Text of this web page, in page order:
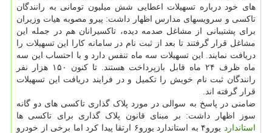
های خود درباره تسهیلات اعطایی شش میلیون تومانی به رانندگان
تاکسی و سرویسهای مدارس اظهار داشت: پیرو مصوبه هیات وزیران
برای پشتیبانی از مشاغل صدمه دیده، تاکسیرانان هم در جمله این
مشاغل قرار گرفتند تا بعد از ثبت نام در سامانه کارا این تسهیلات را
دریافت نمایند. این تسهیلات سه ماه تنفس دارد و با احتساب این سه
ماه ظرف ۲۴ ماه قابل بازپرداخت هستند. تا کنون ۱۵۰ هزار نفر
رانندگان ثبت نام خویش را تکمیل و در فرایند دریافت این تسهیلات
قرار گرفته اند.
ضامنی در پاسخ به سوالی در مورد پلاک گذاری تاکسی های دو گانه
سوز اظهار داشت: بر مبنای قانون پلاک گذاری برای تاکسی ها
استاندارد
یورو۴ به استاندارد یورو۶ ارتقا پیدا کرد اما برخی از خودرو